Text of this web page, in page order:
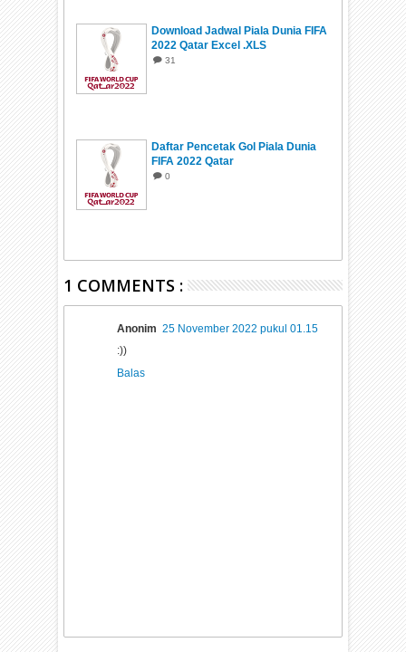
Download Jadwal Piala Dunia FIFA
2022 Qatar Excel .XLS
31
Daftar Pencetak Gol Piala Dunia
FIFA 2022 Qatar
0
1 COMMENTS :
Anonim 25 November 2022 pukul 01.15
:))
Balas